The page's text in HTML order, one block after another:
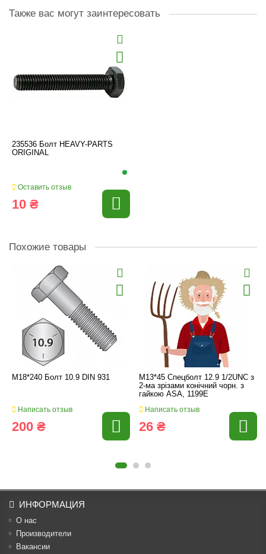
Также вас могут заинтересовать
235536 Болт HEAVY-PARTS
ORIGINAL
Оставить отзыв
10 ₴
Похожие товары
M18*240 Болт 10.9 DIN 931
Написать отзыв
200 ₴
M13*45 Спецболт 12.9 1/2UNC з
2-ма зрізами конічний чорн. з
гайкою ASA, 1199E
Написать отзыв
26 ₴
ИНФОРМАЦИЯ
О нас
Производители
Вакансии